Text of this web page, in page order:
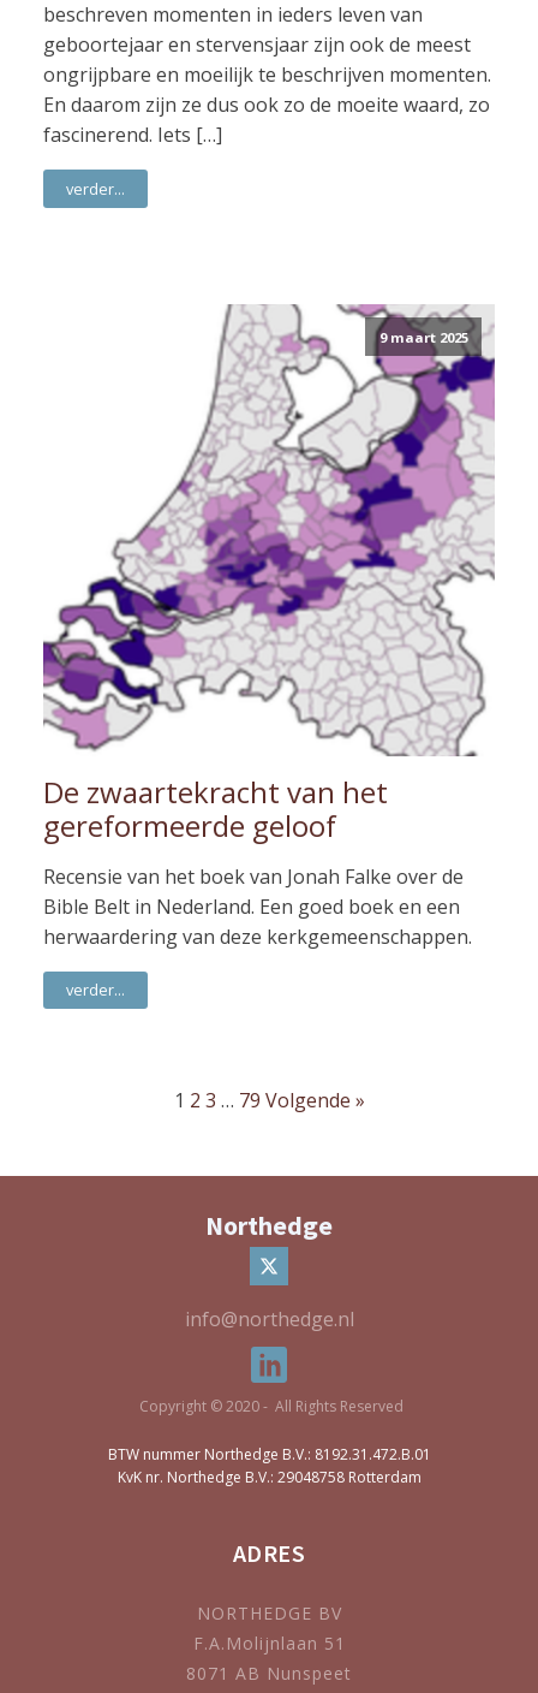
beschreven momenten in ieders leven van
geboortejaar en stervensjaar zijn ook de meest
ongrijpbare en moeilijk te beschrijven momenten.
En daarom zijn ze dus ook zo de moeite waard, zo
fascinerend. Iets […]
verder...
9 maart 2025
De zwaartekracht van het
gereformeerde geloof
Recensie van het boek van Jonah Falke over de
Bible Belt in Nederland. Een goed boek en een
herwaardering van deze kerkgemeenschappen.
verder...
1 2 3 … 79 Volgende »
Northedge
info@northedge.nl
Copyright © 2020 - All Rights Reserved
BTW nummer Northedge B.V.: 8192.31.472.B.01
KvK nr. Northedge B.V.: 29048758 Rotterdam
ADRES
NORTHEDGE BV
F.A.Molijnlaan 51
8071 AB Nunspeet